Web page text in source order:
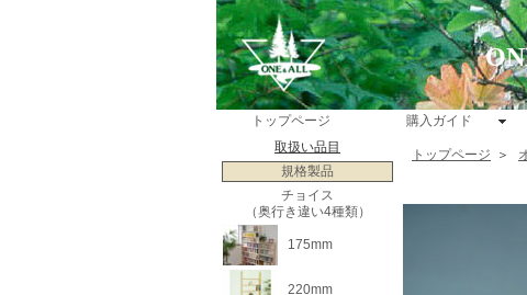
トップページ 購入ガイド
取扱い品目
規格製品
チョイス
（奥行き違い4種類）
175mm
220mm
トップページ ＞